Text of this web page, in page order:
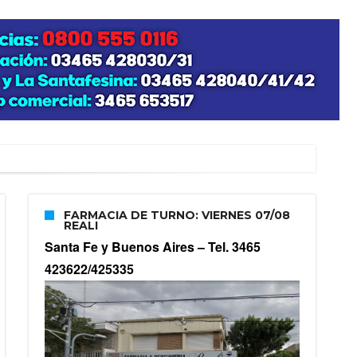
FARMACIA DE TURNO: VIERNES 07/08
REALI
Santa Fe y Buenos Aires –Tel. 3465
423622/425335